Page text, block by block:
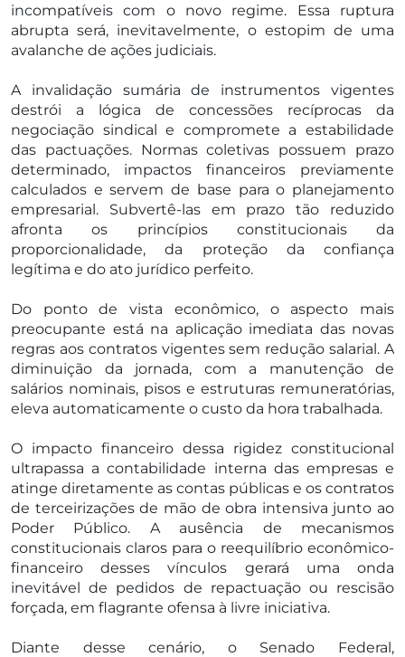
incompatíveis com o novo regime. Essa ruptura
abrupta será, inevitavelmente, o estopim de uma
avalanche de ações judiciais.
A invalidação sumária de instrumentos vigentes
destrói a lógica de concessões recíprocas da
negociação sindical e compromete a estabilidade
das pactuações. Normas coletivas possuem prazo
determinado, impactos financeiros previamente
calculados e servem de base para o planejamento
empresarial. Subvertê-las em prazo tão reduzido
afronta os princípios constitucionais da
proporcionalidade, da proteção da confiança
legítima e do ato jurídico perfeito.
Do ponto de vista econômico, o aspecto mais
preocupante está na aplicação imediata das novas
regras aos contratos vigentes sem redução salarial. A
diminuição da jornada, com a manutenção de
salários nominais, pisos e estruturas remuneratórias,
eleva automaticamente o custo da hora trabalhada.
O impacto financeiro dessa rigidez constitucional
ultrapassa a contabilidade interna das empresas e
atinge diretamente as contas públicas e os contratos
de terceirizações de mão de obra intensiva junto ao
Poder Público. A ausência de mecanismos
constitucionais claros para o reequilíbrio econômico-
financeiro desses vínculos gerará uma onda
inevitável de pedidos de repactuação ou rescisão
forçada, em flagrante ofensa à livre iniciativa.
Diante desse cenário, o Senado Federal,